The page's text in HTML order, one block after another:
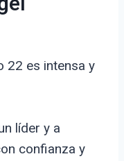
22 es intensa y
líder y a
confianza y